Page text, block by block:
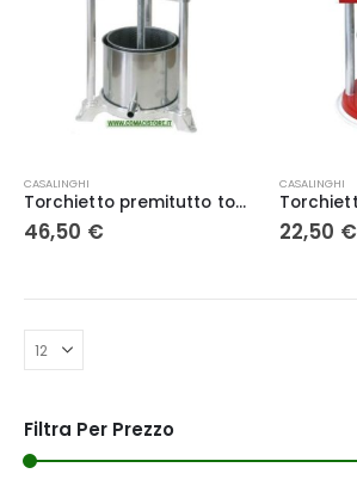
CASALINGHI
Torchietto premitutto tommy medium alluminio 3,5 lt.
46,50 €
CASALINGHI
22,50 €
Filtra Per Prezzo